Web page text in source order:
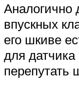
Аналогично
впускных
его шкиве
для
перепутать